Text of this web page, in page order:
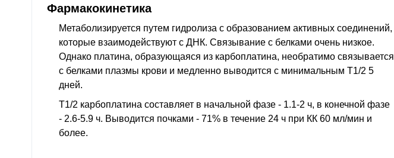
Фармакокинетика
Метаболизируется путем гидролиза с образованием активных соединений,
которые взаимодействуют с ДНК. Связывание с белками очень низкое.
Однако платина, образующаяся из карбоплатина, необратимо связывается
с белками плазмы крови и медленно выводится с минимальным T1/2 5
дней.
T1/2 карбоплатина составляет в начальной фазе - 1.1-2 ч, в конечной фазе
- 2.6-5.9 ч. Выводится почками - 71% в течение 24 ч при КК 60 мл/мин и
более.